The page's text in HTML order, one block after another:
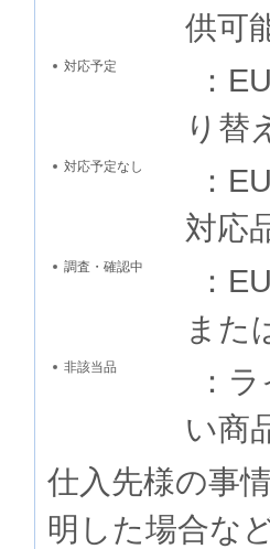
供可
対応予定
：
り替
対応予定なし
：
対応
調査・確認中
：
また
非該当品
：
い商
仕入先様の事
明した場合な